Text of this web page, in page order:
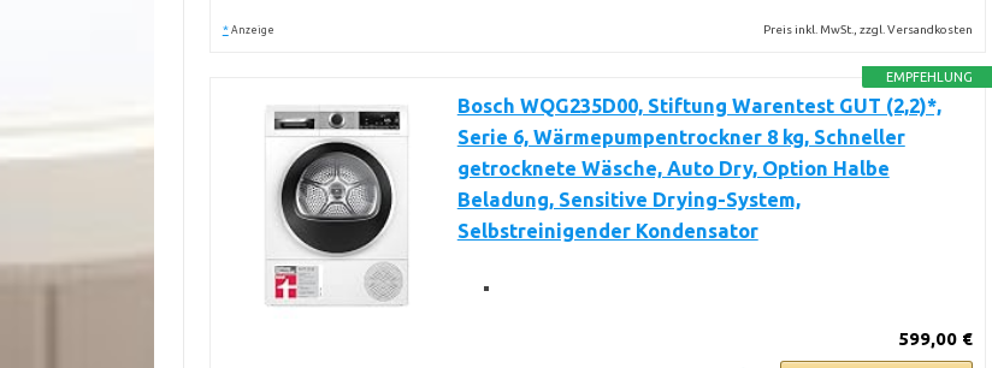
* Anzeige Preis inkl. MwSt., zzgl. Versandkosten
EMPFEHLUNG
Bosch WQG235D00, Stiftung Warentest GUT (2,2)*,
Serie 6, Wärmepumpentrockner 8 kg, Schneller
getrocknete Wäsche, Auto Dry, Option Halbe
Beladung, Sensitive Drying-System,
Selbstreinigender Kondensator
599,00 €